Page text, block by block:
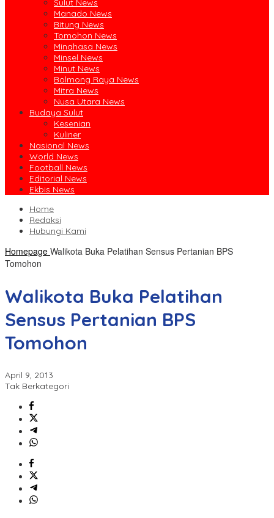
Sulut News
Manado News
Bitung News
Tomohon News
Minahasa News
Minsel News
Minut News
Bolmong Raya News
Mitra News
Nusa Utara News
Budaya Sulut
Kesenian
Kuliner
Nasional News
World News
Football News
Editorial News
Ekbis News
Home
Redaksi
Hubungi Kami
Homepage Walikota Buka Pelatihan Sensus Pertanian BPS
Tomohon
Walikota Buka Pelatihan
Sensus Pertanian BPS
Tomohon
April 9, 2013
Tak Berkategori